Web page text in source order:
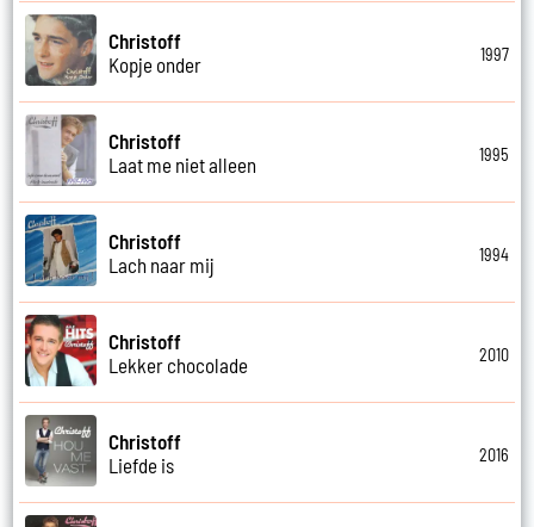
Christoff
Kopje onder
1997
Christoff
Laat me niet alleen
1995
Christoff
Lach naar mij
1994
Christoff
Lekker chocolade
2010
Christoff
Liefde is
2016